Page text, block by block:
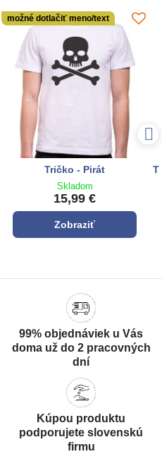
možné dotlačiť meno/text
Tričko - Pirát
Skladom
15,99 €
Zobraziť
99% objednáviek u Vás
doma už do 2 pracovných
dní
Kúpou produktu
podporujete slovenskú
firmu